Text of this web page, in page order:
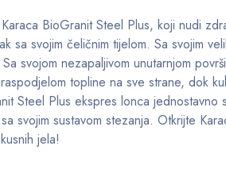
BioGranit Steel Plus, koji nudi
sa svojim čeličnim tijelom. Sa svojim
svojom nezapaljivom unutarnjom
topline na sve strane, dok
Steel Plus ekspres lonca
svojim sustavom stezanja. Otkrijte
jela!